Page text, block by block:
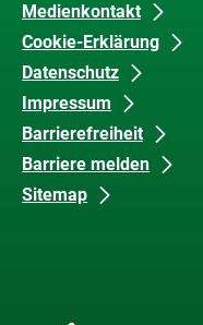
Medienkontakt
Cookie-Erklärung
Datenschutz
Impressum
Barrierefreiheit
Barriere melden
Sitemap